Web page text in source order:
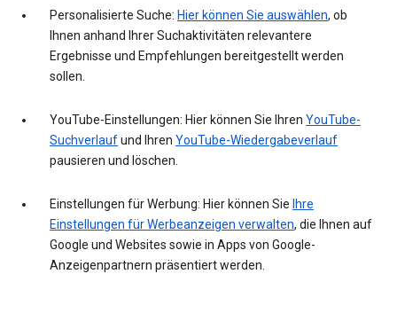
Personalisierte Suche: Hier können Sie auswählen, ob
Ihnen anhand Ihrer Suchaktivitäten relevantere
Ergebnisse und Empfehlungen bereitgestellt werden
sollen.
YouTube-Einstellungen: Hier können Sie Ihren YouTube-
Suchverlaufund Ihren YouTube-Wiedergabeverlauf
pausieren und löschen.
Einstellungen für Werbung: Hier können Sie Ihre
Einstellungen für Werbeanzeigen verwalten, die Ihnen auf
Google und Websites sowie in Apps von Google-
Anzeigenpartnern präsentiert werden.